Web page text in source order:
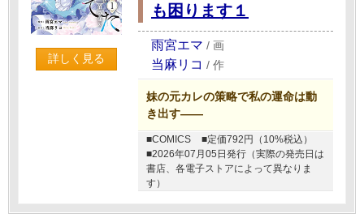
詳しく見る
も困ります１
雨宮エマ / 画
当麻リコ / 作
妹の元カレの策略で私の運命は動
き出す――
■COMICS
■定価792円（10%税込）
■2026年07月05日発行（実際の発売日は
書店、各電子ストアによって異なりま
す）